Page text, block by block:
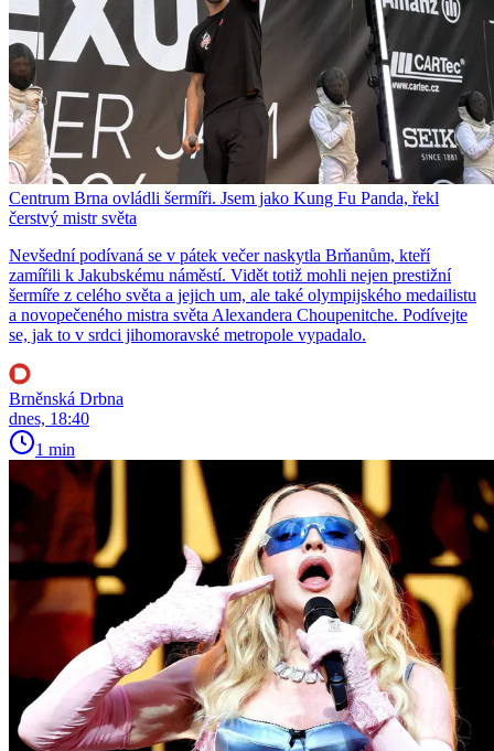
Centrum Brna ovládli šermíři. Jsem jako Kung Fu Panda, řekl
čerstvý mistr světa
Nevšední podívaná se v pátek večer naskytla Brňanům, kteří
zamířili k Jakubskému náměstí. Vidět totiž mohli nejen prestižní
šermíře z celého světa a jejich um, ale také olympijského medailistu
a novopečeného mistra světa Alexandera Choupenitche. Podívejte
se, jak to v srdci jihomoravské metropole vypadalo.
Brněnská Drbna
dnes, 18:40
1 min